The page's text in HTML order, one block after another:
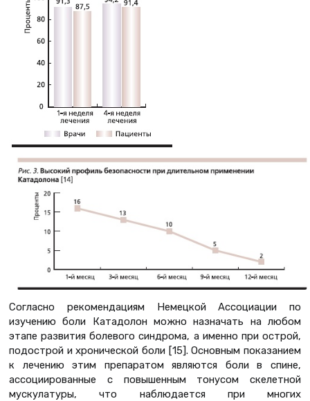
Согласно рекомендациям Немецкой Ассоциации по
изучению боли Катадолон можно назначать на любом
этапе развития болевого синдрома, а именно при острой,
подострой и хронической боли [15]. Основным показанием
к лечению этим препаратом являются боли в спине,
ассоциированные с повышенным тонусом скелетной
мускулатуры, что наблюдается при многих